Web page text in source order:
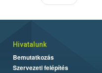
Hivatalunk
Bemutatkozás
Szervezeti felépítés